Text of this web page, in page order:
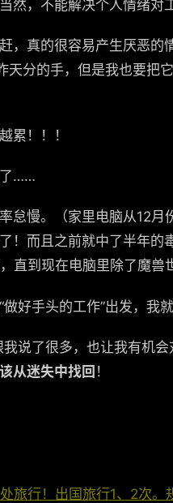
，不能解决个人情绪对
，真的很容易产生厌恶
天分的手，但是我也要把
累！！！
了……
怠慢。（家里电脑从12
！而且之前就中了半年
直到现在电脑里除了魔兽
好手头的工作”出发，我
我说了很多，也让我有
从迷失中找回 ！
旅行！出国旅行1、2次。